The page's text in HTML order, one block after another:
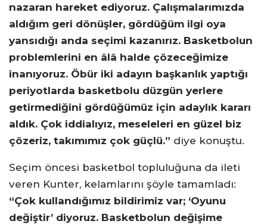
nazaran hareket ediyoruz. Çalışmalarımızda
aldığım geri dönüşler, gördüğüm ilgi oya
yansıdığı anda seçimi kazanırız. Basketbolun
problemlerini en âlâ halde çözeceğimize
inanıyoruz. Öbür iki adayın başkanlık yaptığı
periyotlarda basketbolu düzgün yerlere
getirmediğini gördüğümüz için adaylık kararı
aldık. Çok iddialıyız, meseleleri en güzel biz
çözeriz, takımımız çok güçlü.” diye konuştu.
Seçim öncesi basketbol topluluğuna da ileti
veren Kunter, kelamlarını şöyle tamamladı:
“Çok kullandığımız bildirimiz var; ‘Oyunu
değiştir’ diyoruz. Basketbolun değişime